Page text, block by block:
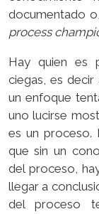
documentado
process
Hay quien es
ciegas, es decir
un enfoque
uno lucirse
es un proceso.
que sin un
del proceso,
llegar a
del proceso